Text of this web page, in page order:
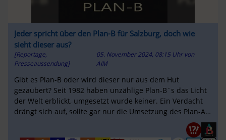
Jeder spricht über den Plan-B für Salzburg, doch wie
sieht dieser aus?
[Reportage,
Presseaussendung]
05. November 2024, 08:15 Uhr von
AIM
Gibt es Plan-B oder wird dieser nur aus dem Hut
gezaubert? Seit 1982 haben unzählige Plan-B´s das Licht
der Welt erblickt, umgesetzt wurde keiner. Ein Verdacht
drängt sich auf, sollte gar nur die Umsetzung des Plan-A